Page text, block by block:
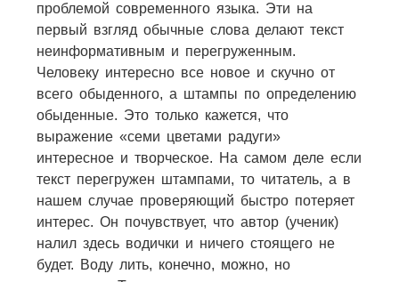
проблемой современного языка. Эти на
первый взгляд обычные слова делают текст
неинформативным и перегруженным.
Человеку интересно все новое и скучно от
всего обыденного, а штампы по определению
обыденные. Это только кажется, что
выражение «семи цветами радуги»
интересное и творческое. На самом деле если
текст перегружен штампами, то читатель, а в
нашем случае проверяющий быстро потеряет
интерес. Он почувствует, что автор (ученик)
налил здесь водички и ничего стоящего не
будет. Воду лить, конечно, можно, но